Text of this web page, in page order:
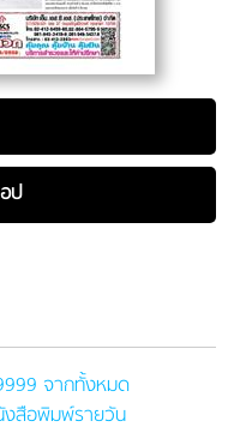
ป
จากทั้งหมด
สือพิมพ์รายวัน